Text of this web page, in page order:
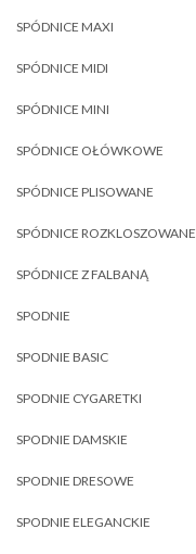
SPÓDNICE MAXI
SPÓDNICE MIDI
SPÓDNICE MINI
SPÓDNICE OŁÓWKOWE
SPÓDNICE PLISOWANE
SPÓDNICE ROZKLOSZOWANE
SPÓDNICE Z FALBANĄ
SPODNIE
SPODNIE BASIC
SPODNIE CYGARETKI
SPODNIE DAMSKIE
SPODNIE DRESOWE
SPODNIE ELEGANCKIE